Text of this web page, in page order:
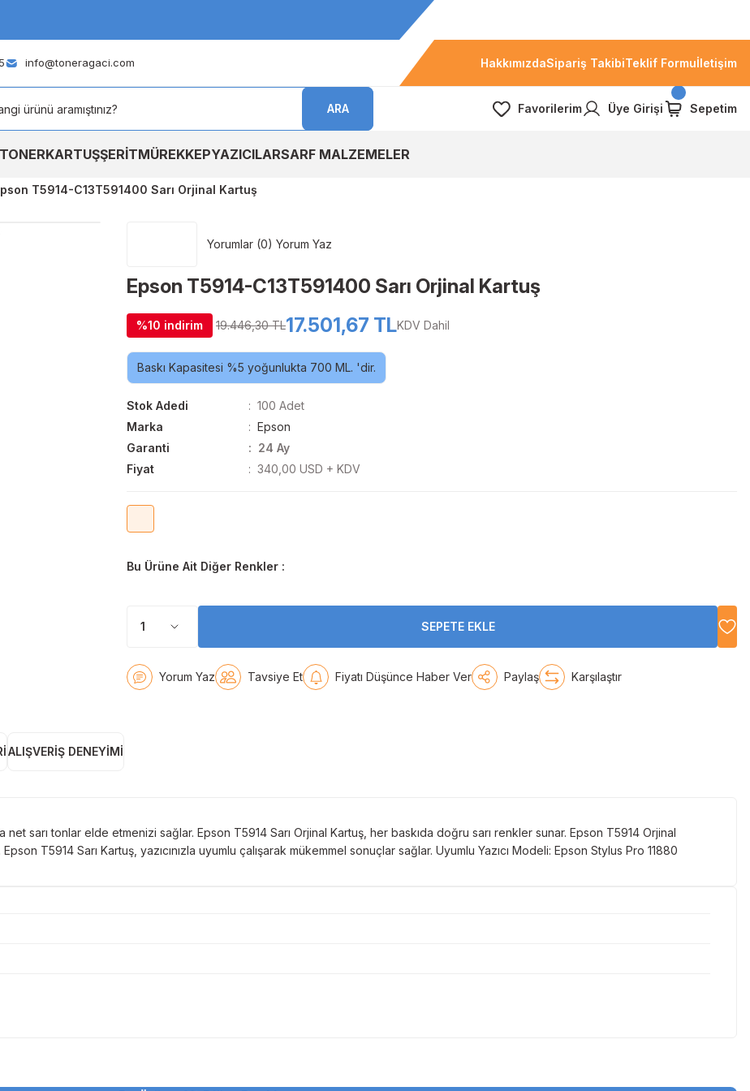
info@toneragaci.com HakkımızdaSipariş TakibiTeklif Formuİletişim
ARA Favorilerim Üye Girişi Sepetim
TONERKARTUŞŞERİTMÜREKKEPYAZICILARSARF MALZEMELER
T5914-C13T591400 Sarı Orjinal Kartuş
Yorumlar (0) Yorum Yaz
Epson T5914-C13T591400 Sarı Orjinal Kartuş
%10 indirim 19.446,30 TL17.501,67 TLKDV Dahil
Baskı Kapasitesi %5 yoğunlukta 700 ML. 'dir.
Stok Adedi
100 Adet
Marka
Epson
Garanti
24 Ay
Fiyat
340,00 USD + KDV
Bu Ürüne Ait Diğer Renkler :
SEPETE EKLE
Yorum Yaz Tavsiye Et Fiyatı Düşünce Haber Ver Paylaş Karşılaştır
ALIŞVERIŞ DENEYIMI
net sarı tonlar elde etmenizi sağlar. Epson T5914 Sarı Orjinal Kartuş, her baskıda doğru sarı renkler sunar. Epson T5914 Orjinal
T5914 Sarı Kartuş, yazıcınızla uyumlu çalışarak mükemmel sonuçlar sağlar. Uyumlu Yazıcı Modeli: Epson Stylus Pro 11880